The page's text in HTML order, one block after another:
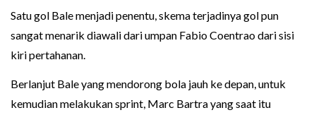
Satu gol Bale menjadi penentu, skema terjadinya gol pun
sangat menarik diawali dari umpan Fabio Coentrao dari sisi
kiri pertahanan.
Berlanjut Bale yang mendorong bola jauh ke depan, untuk
kemudian melakukan sprint, Marc Bartra yang saat itu